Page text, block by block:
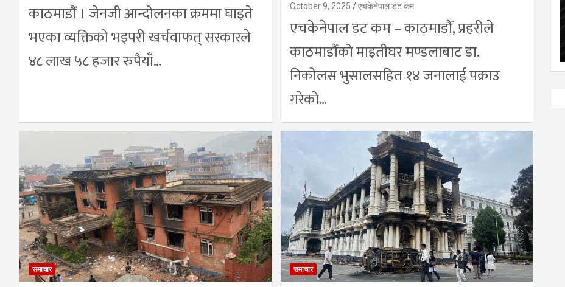
काठमाडौं । जेनजी आन्दोलनका क्रममा घाइते
भएका व्यक्तिको भइपरी खर्चवाफत् सरकारले
४८ लाख ५८ हजार रुपैयाँ…
October 9, 2025 एचकेनेपाल डट कम
एचकेनेपाल डट कम – काठमाडौँ, प्रहरीले
काठमाडौँको माइतीघर मण्डलाबाट डा.
निकोलस भुसालसहित १४ जनालाई पक्राउ
गरेको…
समाचार समाचार